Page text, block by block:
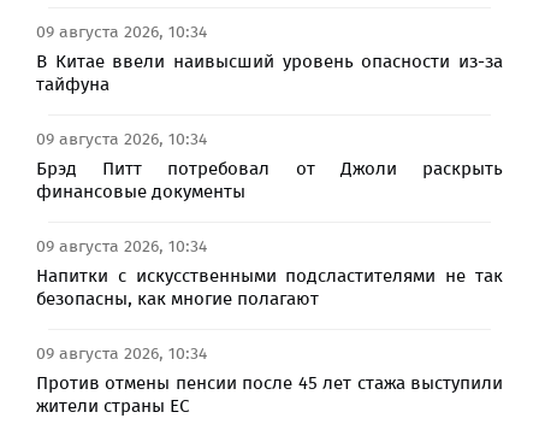
09 августа 2026, 10:34
В Китае ввели наивысший уровень опасности из-за
тайфуна
09 августа 2026, 10:34
Брэд Питт потребовал от Джоли раскрыть
финансовые документы
09 августа 2026, 10:34
Напитки с искусственными подсластителями не так
безопасны, как многие полагают
09 августа 2026, 10:34
Против отмены пенсии после 45 лет стажа выступили
жители страны ЕС